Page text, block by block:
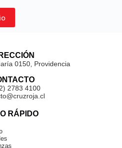
0150, Providencia
2783 4100
RÁPIDO